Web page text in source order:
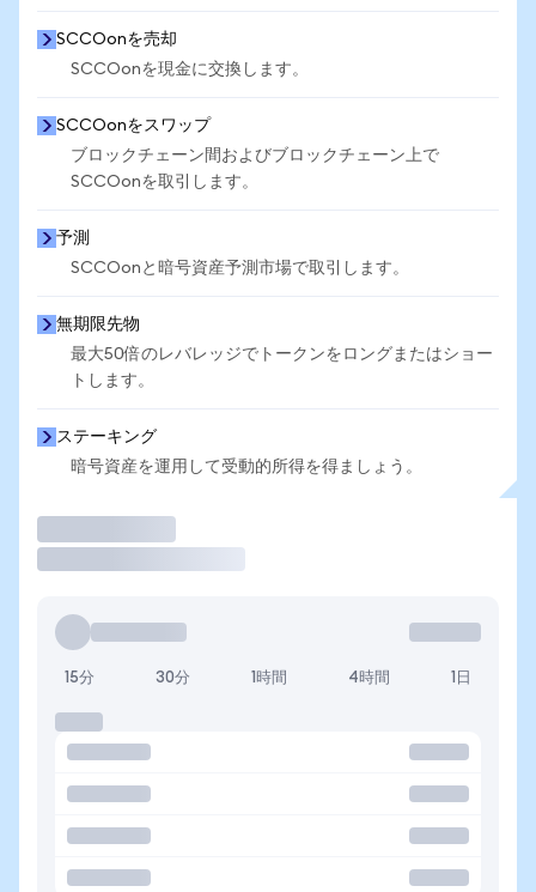
SCCOonを売却
SCCOonを現金に交換します。
SCCOonをスワップ
ブロックチェーン間およびブロックチェーン上で
SCCOonを取引します。
予測
SCCOonと暗号資産予測市場で取引します。
無期限先物
最大50倍のレバレッジでトークンをロングまたはショー
トします。
ステーキング
暗号資産を運用して受動的所得を得ましょう。
15分 30分 1時間 4時間 1日